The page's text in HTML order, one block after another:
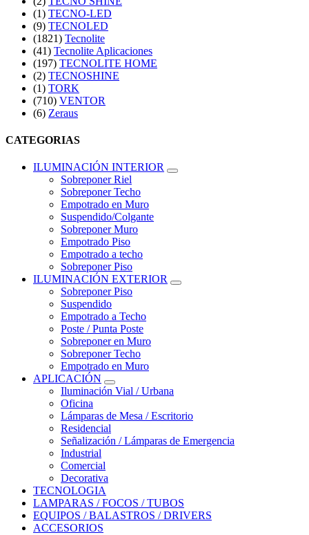
(1) TECNO-LED
(9) TECNOLED
(1821) Tecnolite
(41) Tecnolite Aplicaciones
(197) TECNOLITE HOME
(2) TECNOSHINE
(1) TORK
(710) VENTOR
(6) Zeraus
CATEGORIAS
ILUMINACIÓN INTERIOR
Sobreponer Riel
Sobreponer Techo
Empotrado en Muro
Suspendido/Colgante
Sobreponer Muro
Empotrado Piso
Empotrado a techo
Sobreponer Piso
ILUMINACIÓN EXTERIOR
Sobreponer Piso
Suspendido
Empotrado a Techo
Poste / Punta Poste
Sobreponer en Muro
Sobreponer Techo
Empotrado en Muro
APLICACIÓN
Iluminación Vial / Urbana
Oficina
Lámparas de Mesa / Escritorio
Residencial
Señalización / Lámparas de Emergencia
Industrial
Comercial
Decorativa
TECNOLOGIA
LAMPARAS / FOCOS / TUBOS
EQUIPOS / BALASTROS / DRIVERS
ACCESORIOS